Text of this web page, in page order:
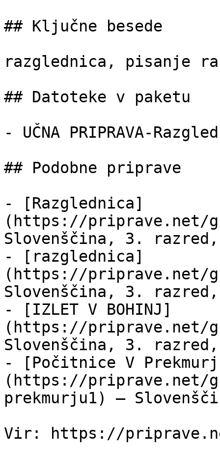
## Ključne besede
razglednica, pisanje
## Datoteke v paketu
- UČNA PRIPRAVA-
## Podobne priprave
- [Razglednica]
(https://priprave.net/
Slovenščina, 3. razred,
- [razglednica]
(https://priprave.net/
Slovenščina, 3. razred,
- [IZLET V BOHINJ]
(https://priprave.net/
Slovenščina, 3. razred,
- [Počitnice V
(https://priprave.net/
prekmurju1) —